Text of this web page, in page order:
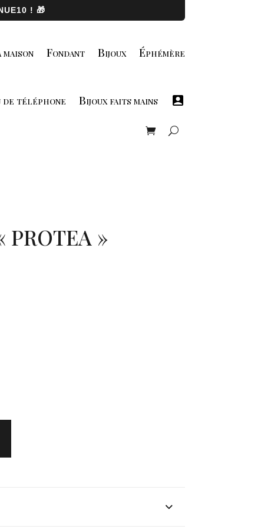
! 🎁
Fondant Bijoux Éphémère
de téléphone Bijoux faits mains
PROTEA »